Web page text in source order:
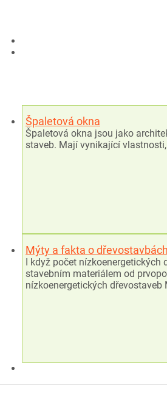
Špaletová okna
Špaletová okna jsou jako
staveb. Mají vynikající
Mýty a fakta o
I když počet nízkoenergetických
stavebním materiálem od
nízkoenergetických dřevostaveb